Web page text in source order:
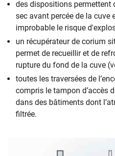
des dispositions permettent
sec avant percée de la cuve
improbable le risque
un récupérateur de corium
permet de recueillir et de
rupture du fond de la cuve
toutes les traversées de
compris le tampon d’accès
dans des bâtiments dont
filtrée.